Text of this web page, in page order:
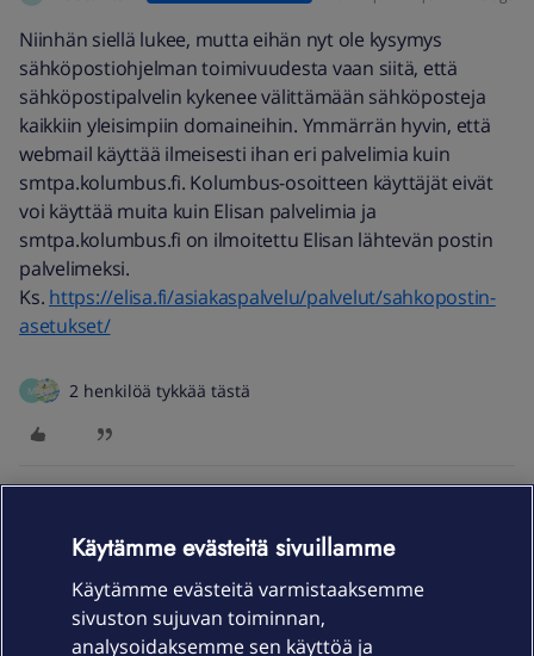
Niinhän siellä lukee, mutta eihän nyt ole kysymys
sähköpostiohjelman toimivuudesta vaan siitä, että
sähköpostipalvelin kykenee välittämään sähköposteja
kaikkiin yleisimpiin domaineihin. Ymmärrän hyvin, että
webmail käyttää ilmeisesti ihan eri palvelimia kuin
smtpa.kolumbus.fi. Kolumbus-osoitteen käyttäjät eivät
voi käyttää muita kuin Elisan palvelimia ja
smtpa.kolumbus.fi on ilmoitettu Elisan lähtevän postin
palvelimeksi.
Ks. https://elisa.fi/asiakaspalvelu/palvelut/sahkopostin-
asetukset/
M 2 henkilöä tykkää tästä
Sokrates Forum|Forum|3 months ago
Niinhän siellä lukee, mutta eihän nyt ole kysymys
sähköpostiohjelman toimivuudesta vaan siitä, että
sähköpostipalvelin kykenee välittämään sähköposteja
Käytämme evästeitä sivuillamme
Käytämme evästeitä varmistaaksemme
sivuston sujuvan toiminnan,
analysoidaksemme sen käyttöä ja